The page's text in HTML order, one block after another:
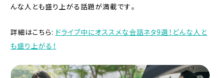
んな人とも盛り上がる話題が満載です。
詳細はこちら: ドライブ中にオススメな会話ネタ9選！どんな人と
も盛り上がる！